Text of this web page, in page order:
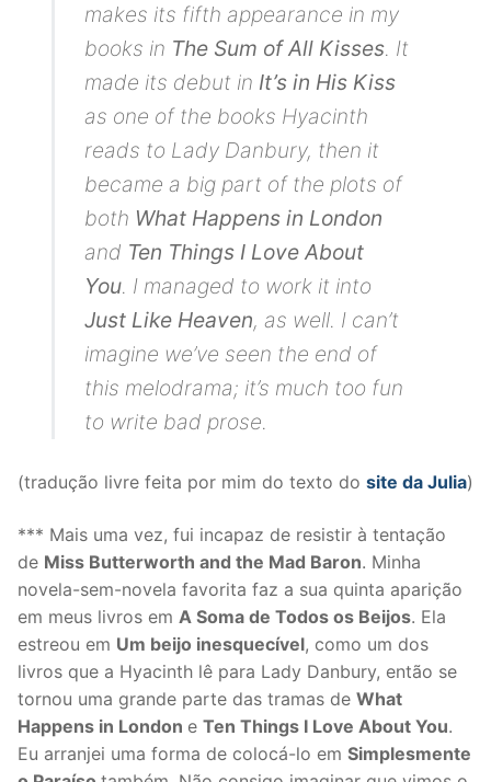
makes its fifth appearance in my
books in The Sum of All Kisses. It
made its debut in It’s in His Kiss
as one of the books Hyacinth
reads to Lady Danbury, then it
became a big part of the plots of
both What Happens in London
and Ten Things I Love About
You. I managed to work it into
Just Like Heaven, as well. I can’t
imagine we’ve seen the end of
this melodrama; it’s much too fun
to write bad prose.
(tradução livre feita por mim do texto do site da Julia)
*** Mais uma vez, fui incapaz de resistir à tentação
de Miss Butterworth and the Mad Baron. Minha
novela-sem-novela favorita faz a sua quinta aparição
em meus livros em A Soma de Todos os Beijos. Ela
estreou em Um beijo inesquecível, como um dos
livros que a Hyacinth lê para Lady Danbury, então se
tornou uma grande parte das tramas de What
Happens in London e Ten Things I Love About You.
Eu arranjei uma forma de colocá-lo em Simplesmente